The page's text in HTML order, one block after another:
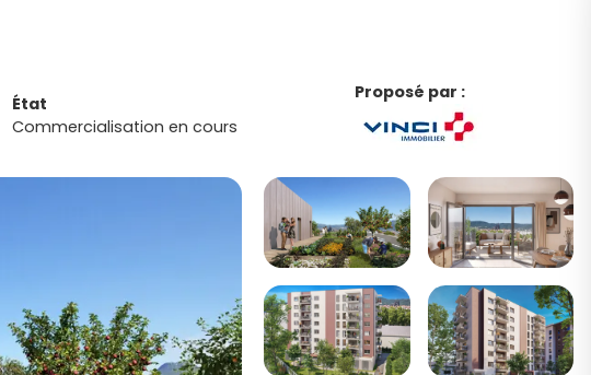
État
Commercialisation en cours
Proposé par :